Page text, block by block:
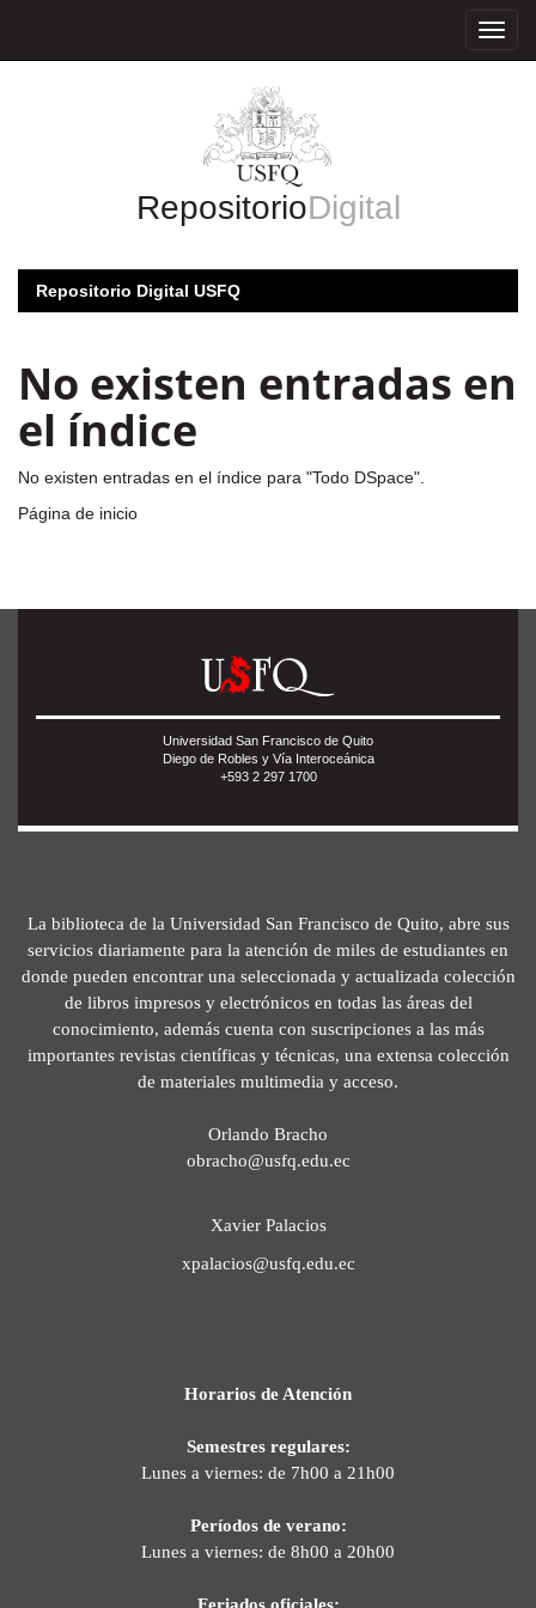
RepositorioDigital
Repositorio Digital USFQ
No existen entradas en
el índice
No existen entradas en el índice para "Todo DSpace".
Página de inicio
Universidad San Francisco de Quito
Diego de Robles y Vía Interoceánica
+593 2 297 1700
La biblioteca de la Universidad San Francisco de Quito, abre sus
servicios diariamente para la atención de miles de estudiantes en
donde pueden encontrar una seleccionada y actualizada colección
de libros impresos y electrónicos en todas las áreas del
conocimiento, además cuenta con suscripciones a las más
importantes revistas científicas y técnicas, una extensa colección
de materiales multimedia y acceso.
Orlando Bracho
obracho@usfq.edu.ec
Xavier Palacios
xpalacios@usfq.edu.ec
Horarios de Atención
Semestres regulares:
Lunes a viernes: de 7h00 a 21h00
Períodos de verano:
Lunes a viernes: de 8h00 a 20h00
Feriados oficiales: